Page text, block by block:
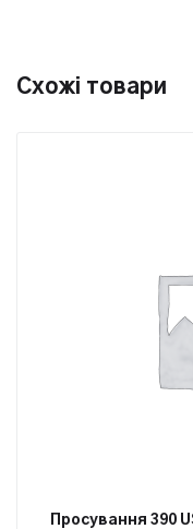
Схожі товари
Просування 390